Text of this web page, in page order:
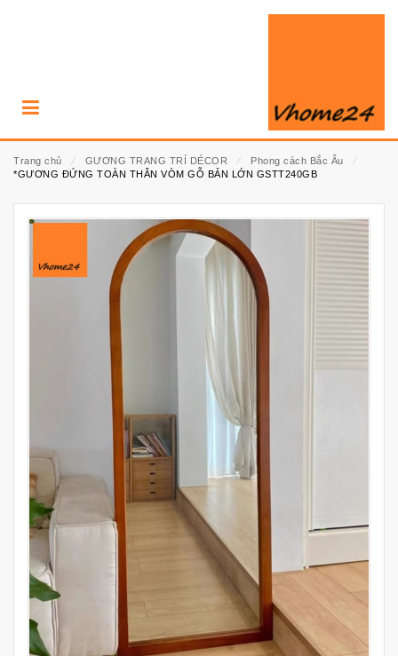
Trang chủ ⁄ GƯƠNG TRANG TRÍ DÉCOR ⁄ Phong cách Bắc Âu
⁄
*GƯƠNG ĐỨNG TOÀN THÂN VÒM GỖ BẢN LỚN GSTT240GB